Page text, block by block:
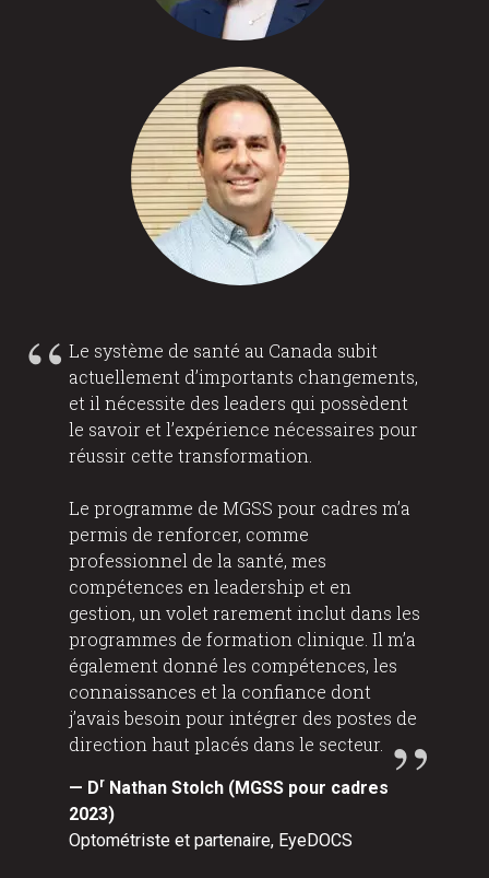
Le système de santé au Canada subit
actuellement d’importants changements,
et il nécessite des leaders qui possèdent
le savoir et l’expérience nécessaires pour
réussir cette transformation.
Le programme de MGSS pour cadres m’a
permis de renforcer, comme
professionnel de la santé, mes
compétences en leadership et en
gestion, un volet rarement inclut dans les
programmes de formation clinique. Il m’a
également donné les compétences, les
connaissances et la confiance dont
j’avais besoin pour intégrer des postes de
direction haut placés dans le secteur.
— Dr Nathan Stolch (MGSS pour cadres
2023)
Optométriste et partenaire, EyeDOCS